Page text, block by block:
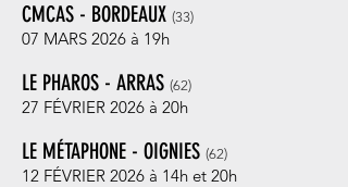
CMCAS - BORDEAUX (33)
07 MARS 2026 à 19h
LE PHAROS - ARRAS (62)
27 FÉVRIER 2026 à 20h
LE MÉTAPHONE - OIGNIES (62)
12 FÉVRIER 2026 à 14h et 20h